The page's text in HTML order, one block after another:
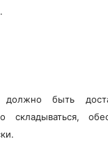
должно быть
складываться,